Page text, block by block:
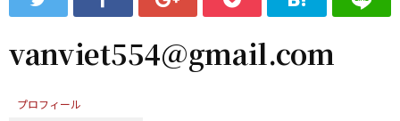
ッ
ォ
ム
vanviet554@gmail.com
プロフィール